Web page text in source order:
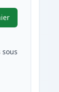
de 4 Canon
sous